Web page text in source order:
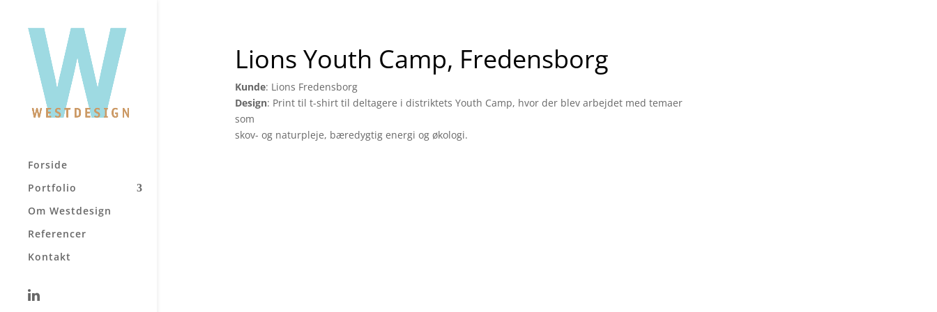
Forside
Portfolio
Om Westdesign
Referencer
Kontakt
Lions Youth Camp, Fredensborg
Kunde: Lions Fredensborg
Design: Print til t-shirt til deltagere i distriktets Youth Camp, hvor der blev arbejdet med temaer
som
skov- og naturpleje, bæredygtig energi og økologi.